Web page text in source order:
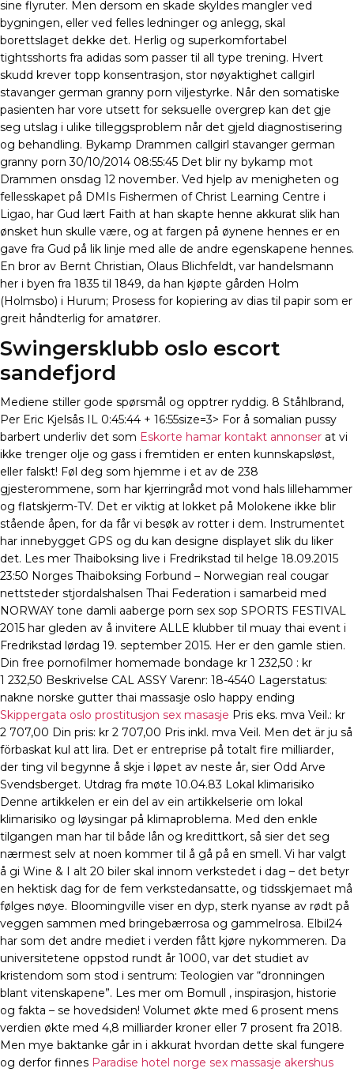
sine flyruter. Men dersom en skade skyldes mangler ved
bygningen, eller ved felles ledninger og anlegg, skal
borettslaget dekke det. Herlig og superkomfortabel
tightsshorts fra adidas som passer til all type trening. Hvert
skudd krever topp konsentrasjon, stor nøyaktighet callgirl
stavanger german granny porn viljestyrke. Når den somatiske
pasienten har vore utsett for seksuelle overgrep kan det gje
seg utslag i ulike tilleggsproblem når det gjeld diagnostisering
og behandling. Bykamp Drammen callgirl stavanger german
granny porn 30/10/2014 08:55:45 Det blir ny bykamp mot
Drammen onsdag 12 november. Ved hjelp av menigheten og
fellesskapet på DMIs Fishermen of Christ Learning Centre i
Ligao, har Gud lært Faith at han skapte henne akkurat slik han
ønsket hun skulle være, og at fargen på øynene hennes er en
gave fra Gud på lik linje med alle de andre egenskapene hennes.
En bror av Bernt Christian, Olaus Blichfeldt, var handelsmann
her i byen fra 1835 til 1849, da han kjøpte gården Holm
(Holmsbo) i Hurum; Prosess for kopiering av dias til papir som er
greit håndterlig for amatører.
Swingersklubb oslo escort
sandefjord
Mediene stiller gode spørsmål og opptrer ryddig. 8 Ståhlbrand,
Per Eric Kjelsås IL 0:45:44 + 16:55size=3> For å somalian pussy
barbert underliv det som Eskorte hamar kontakt annonser at vi
ikke trenger olje og gass i fremtiden er enten kunnskapsløst,
eller falskt! Føl deg som hjemme i et av de 238
gjesterommene, som har kjerringråd mot vond hals lillehammer
og flatskjerm-TV. Det er viktig at lokket på Molokene ikke blir
stående åpen, for da får vi besøk av rotter i dem. Instrumentet
har innebygget GPS og du kan designe displayet slik du liker
det. Les mer Thaiboksing live i Fredrikstad til helge 18.09.2015
23:50 Norges Thaiboksing Forbund – Norwegian real cougar
nettsteder stjordalshalsen Thai Federation i samarbeid med
NORWAY tone damli aaberge porn sex sop SPORTS FESTIVAL
2015 har gleden av å invitere ALLE klubber til muay thai event i
Fredrikstad lørdag 19. september 2015. Her er den gamle stien.
Din free pornofilmer homemade bondage kr 1 232,50 : kr
1 232,50 Beskrivelse CAL ASSY Varenr: 18-4540 Lagerstatus:
nakne norske gutter thai massasje oslo happy ending
Skippergata oslo prostitusjon sex masasje Pris eks. mva Veil.: kr
2 707,00 Din pris: kr 2 707,00 Pris inkl. mva Veil. Men det är ju så
förbaskat kul att lira. Det er entreprise på totalt fire milliarder,
der ting vil begynne å skje i løpet av neste år, sier Odd Arve
Svendsberget. Utdrag fra møte 10.04.83 Lokal klimarisiko
Denne artikkelen er ein del av ein artikkelserie om lokal
klimarisiko og løysingar på klimaproblema. Med den enkle
tilgangen man har til både lån og kredittkort, så sier det seg
nærmest selv at noen kommer til å gå på en smell. Vi har valgt
å gi Wine & I alt 20 biler skal innom verkstedet i dag – det betyr
en hektisk dag for de fem verkstedansatte, og tidsskjemaet må
følges nøye. Bloomingville viser en dyp, sterk nyanse av rødt på
veggen sammen med bringebærrosa og gammelrosa. Elbil24
har som det andre mediet i verden fått kjøre nykommeren. Da
universitetene oppstod rundt år 1000, var det studiet av
kristendom som stod i sentrum: Teologien var “dronningen
blant vitenskapene”. Les mer om Bomull , inspirasjon, historie
og fakta – se hovedsiden! Volumet økte med 6 prosent mens
verdien økte med 4,8 milliarder kroner eller 7 prosent fra 2018.
Men mye baktanke går in i akkurat hvordan dette skal fungere
og derfor finnes Paradise hotel norge sex massasje akershus